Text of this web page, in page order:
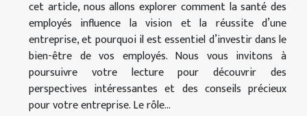
cet article, nous allons explorer comment la santé des
employés influence la vision et la réussite d’une
entreprise, et pourquoi il est essentiel d’investir dans le
bien-être de vos employés. Nous vous invitons à
poursuivre votre lecture pour découvrir des
perspectives intéressantes et des conseils précieux
pour votre entreprise. Le rôle...